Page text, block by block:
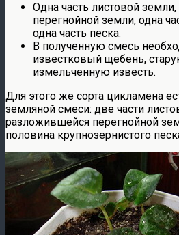
Одна часть листовой земли,
перегнойной земли, одна
одна часть песка.
В полученную смесь
известковый щебень,
измельченную известь.
Для этого же сорта цикламена
земляной смеси: две части
разложившейся перегнойной
половина крупнозернистого